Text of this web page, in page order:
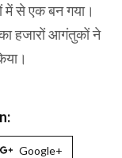
से एक बन गया।
हजारों आगंतुकों ने
Google+